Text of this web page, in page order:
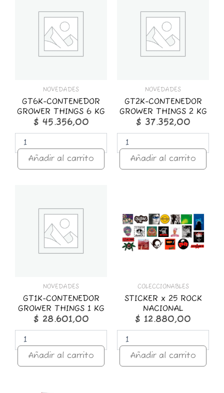
NOVEDADES
GT6K-CONTENEDOR
GROWER THINGS 6 KG
$ 45.356,00
GROWER
cantidad
Añadir al carrito
NOVEDADES
GT2K-CONTENEDOR
GROWER THINGS 2 KG
$ 37.352,00
GROWER
cantidad
Añadir al carrito
NOVEDADES
GT1K-CONTENEDOR
GROWER THINGS 1 KG
$ 28.601,00
GROWER
cantidad
Añadir al carrito
COLECCIONABLES
STICKER x 25 ROCK
NACIONAL
$ 12.880,00
ROCK
NACIONAL
cantidad
Añadir al carrito